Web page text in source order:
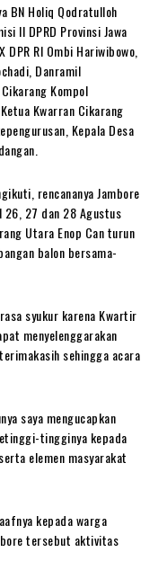
BN Holiq Qodratulloh
II DPRD Provinsi Jawa
RI Ombi Hariwibowo,
Danramil
Kompol
Kwarran Cikarang
Kepala Desa
rencananya Jambore
27 dan 28 Agustus
Utara Enop Can turun
balon bersama-
syukur karena Kwartir
menyelenggarakan
sehingga acara
saya mengucapkan
tingginya kepada
elemen masyarakat
kepada warga
tersebut aktivitas